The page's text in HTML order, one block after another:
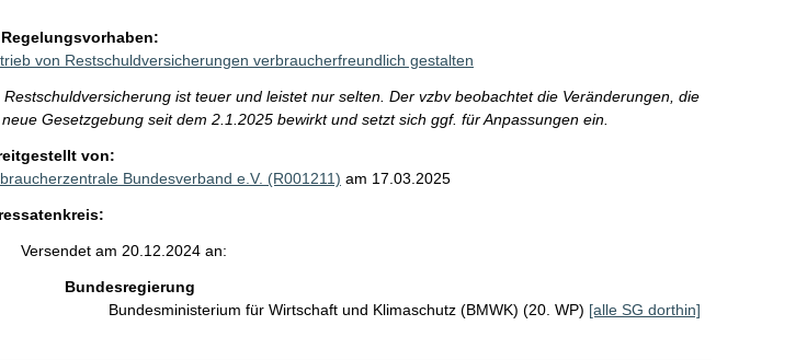
von Restschuldversicherungen verbraucherfreundlich gestalten
Restschuldversicherung ist teuer und leistet nur selten. Der vzbv beobachtet die Veränderungen, die
Gesetzgebung seit dem 2.1.2025 bewirkt und setzt sich ggf. für Anpassungen ein.
von:
Bundesverband e.V. (R001211) am 17.03.2025
Versendet am 20.12.2024 an:
Bundesregierung
Bundesministerium für Wirtschaft und Klimaschutz (BMWK) (20. WP) [alle SG dorthin]